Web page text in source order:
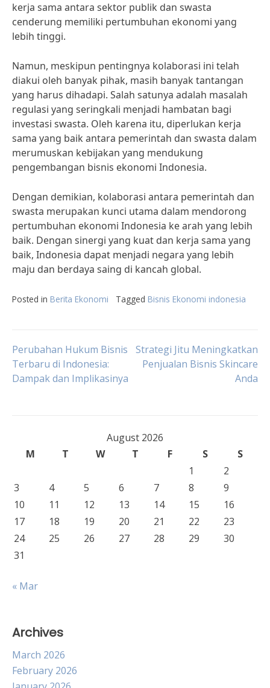
kerja sama antara sektor publik dan swasta
cenderung memiliki pertumbuhan ekonomi yang
lebih tinggi.
Namun, meskipun pentingnya kolaborasi ini telah
diakui oleh banyak pihak, masih banyak tantangan
yang harus dihadapi. Salah satunya adalah masalah
regulasi yang seringkali menjadi hambatan bagi
investasi swasta. Oleh karena itu, diperlukan kerja
sama yang baik antara pemerintah dan swasta dalam
merumuskan kebijakan yang mendukung
pengembangan bisnis ekonomi Indonesia.
Dengan demikian, kolaborasi antara pemerintah dan
swasta merupakan kunci utama dalam mendorong
pertumbuhan ekonomi Indonesia ke arah yang lebih
baik. Dengan sinergi yang kuat dan kerja sama yang
baik, Indonesia dapat menjadi negara yang lebih
maju dan berdaya saing di kancah global.
Posted in Berita Ekonomi Tagged Bisnis Ekonomi indonesia
Post
navigation
Perubahan Hukum Bisnis
Terbaru di Indonesia:
Dampak dan Implikasinya
Strategi Jitu Meningkatkan
Penjualan Bisnis Skincare
Anda
August 2026
M
T W T F S
S
1
2
3
4 5 6 7 8
9
10
11 12 13 14 15
16
17
18 19 20 21 22
23
24
25 26 27 28 29
30
31
« Mar
Archives
March 2026
February 2026